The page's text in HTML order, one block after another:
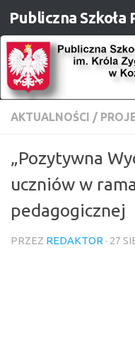
Przejdź do treści
AKTUALNOŚCI /
„Pozytywna
uczniów w
pedagogicznej
PRZEZ REDAKTOR · 27